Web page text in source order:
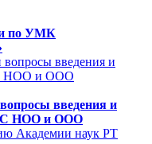
по УМК
введения и
НОО и ООО